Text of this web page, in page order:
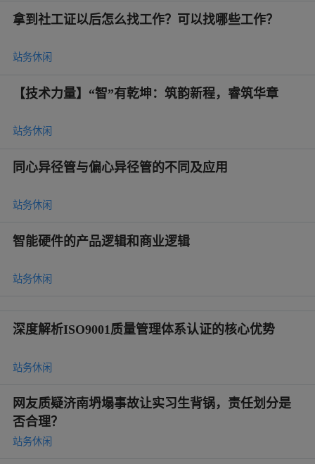
拿到社工证以后怎么找工作？可以找哪些工作？
站务休闲
【技术力量】“智”有乾坤：筑韵新程，睿筑华章
站务休闲
同心异径管与偏心异径管的不同及应用
站务休闲
智能硬件的产品逻辑和商业逻辑
站务休闲
深度解析ISO9001质量管理体系认证的核心优势
站务休闲
网友质疑济南坍塌事故让实习生背锅，责任划分是
否合理？
站务休闲